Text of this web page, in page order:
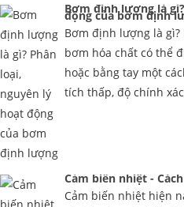
Bơm định lượng là
động của bơm định
Bơm định lượng là
bơm hóa chất có thể
hoặc bằng tay một
tích thấp, độ chính
Cảm biến nhiệt -
Cảm biến nhiệt hiện